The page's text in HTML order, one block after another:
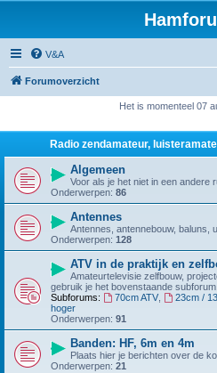
V&A
Forumoverzicht
Het is momenteel 07
Radio zendamateur,
Algemeen
Voor als je het niet in een andere
Onderwerpen: 86
Antennes
Antennes, antennebouw, baluns,
Onderwerpen: 128
ATV in de praktijk en
Amateurtelevisie zelfbouw,
gebruik je het bovenstaande subforum.
Subforums:
70cm ATV, 23cm /
hoger
Onderwerpen: 91
Banden: HF, 6m en 4m
Plaats hier je berichten over de
Onderwerpen: 21